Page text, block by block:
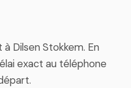
Dilsen Stokkem. En
exact au téléphone